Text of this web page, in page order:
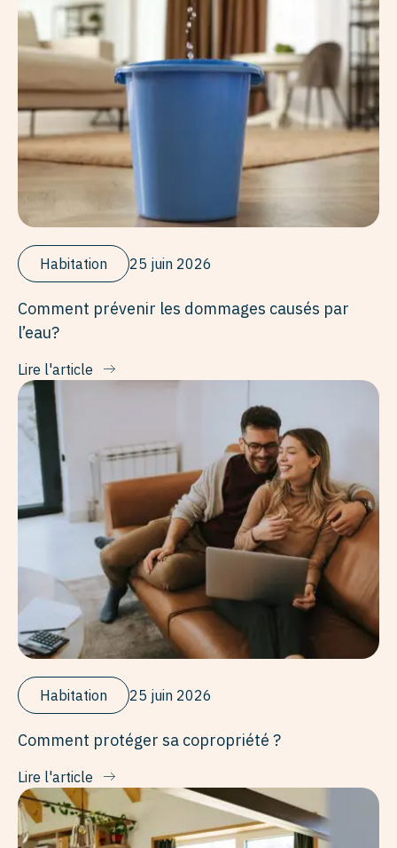
Habitation 25 juin 2026
Comment prévenir les dommages causés par
l’eau?
Lire l'article
Habitation 25 juin 2026
Comment protéger sa copropriété ?
Lire l'article